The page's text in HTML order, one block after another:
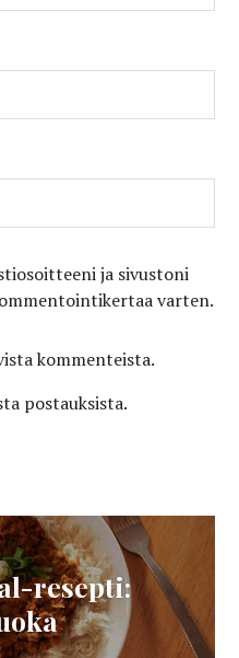
ja sivustoni
varten.
kommenteista.
postauksista.
resepti: